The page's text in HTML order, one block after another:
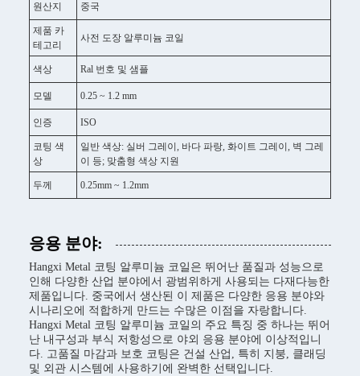
원산지 중국
제품 카
테고리
사전 도장 알루미늄 코일
색상 Ral 번호 및 샘플
모델 0.25 ~ 1.2 mm
인증 ISO
코팅 색
상
일반 색상: 실버 그레이, 바다 파랑, 화이트 그레이, 벽 그레
이 등; 맞춤형 색상 지원
두께 0.25mm ~ 1.2mm
응용 분야:
Hangxi Metal 코팅 알루미늄 코일은 뛰어난 품질과 성능으로
인해 다양한 산업 분야에서 광범위하게 사용되는 다재다능한
제품입니다. 중국에서 생산된 이 제품은 다양한 응용 분야와
시나리오에 적합하게 만드는 수많은 이점을 자랑합니다.
Hangxi Metal 코팅 알루미늄 코일의 주요 특징 중 하나는 뛰어
난 내구성과 부식 저항성으로 야외 응용 분야에 이상적입니
다. 고품질 마감과 보호 코팅은 건설 산업, 특히 지붕, 클래딩
및 외관 시스템에 사용하기에 완벽한 선택입니다.